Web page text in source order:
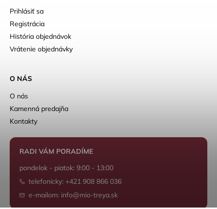
Prihlásiť sa
Registrácia
História objednávok
Vrátenie objednávky
O NÁS
O nás
Kamenná predajňa
Kontakty
RADI VÁM PORADÍME
pondelok - piatok: 9:00 - 13:00
telefonicky: +421 908 866 036
e-mailom: info@mio-treya.sk